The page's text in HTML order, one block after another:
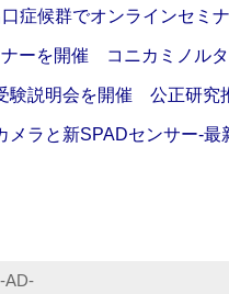
症候群でオンラインセミ
ーを開催 コニカミノル
験説明会を開催 公正研究
メラと新SPADセンサー‐
‐AD‐